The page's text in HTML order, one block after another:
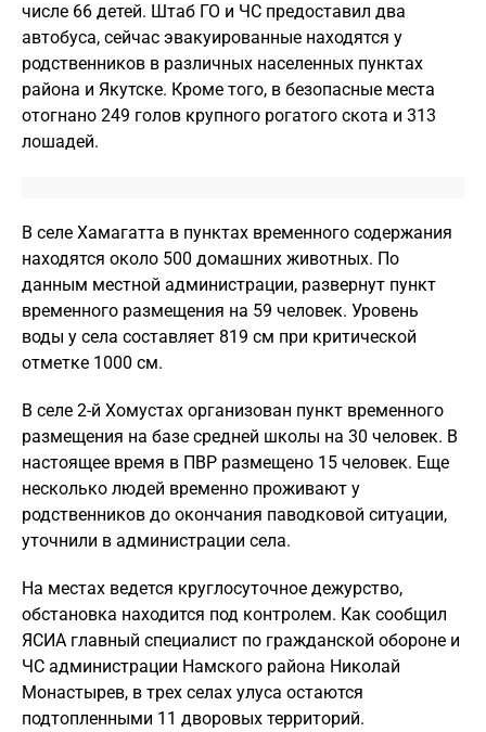
числе 66 детей. Штаб ГО и ЧС предоставил два
автобуса, сейчас эвакуированные находятся у
родственников в различных населенных пунктах
района и Якутске. Кроме того, в безопасные места
отогнано 249 голов крупного рогатого скота и 313
лошадей.
В селе Хамагатта в пунктах временного содержания
находятся около 500 домашних животных. По
данным местной администрации, развернут пункт
временного размещения на 59 человек. Уровень
воды у села составляет 819 см при критической
отметке 1000 см.
В селе 2-й Хомустах организован пункт временного
размещения на базе средней школы на 30 человек. В
настоящее время в ПВР размещено 15 человек. Еще
несколько людей временно проживают у
родственников до окончания паводковой ситуации,
уточнили в администрации села.
На местах ведется круглосуточное дежурство,
обстановка находится под контролем. Как сообщил
ЯСИА главный специалист по гражданской обороне и
ЧС администрации Намского района Николай
Монастырев, в трех селах улуса остаются
подтопленными 11 дворовых территорий.